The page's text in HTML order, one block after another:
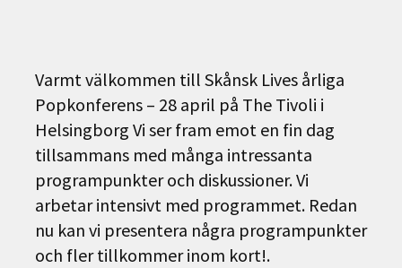
Varmt välkommen till Skånsk Lives årliga
Popkonferens – 28 april på The Tivoli i
Helsingborg Vi ser fram emot en fin dag
tillsammans med många intressanta
programpunkter och diskussioner. Vi
arbetar intensivt med programmet. Redan
nu kan vi presentera några programpunkter
och fler tillkommer inom kort!.